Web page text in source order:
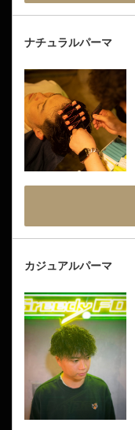
ナチュラルパーマ
カジュアルパーマ